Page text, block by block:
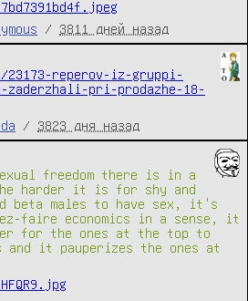
/ 3811 дней назад
reperov-iz-gruppi-
zaderzhali-pri-prodazhe-18-
/ 3823 дня назад
freedom there is in a
harder it is for shy and
beta males to have sex, it's
faire economics in a sense, it
for the ones at the top to
and it pauperizes the ones at